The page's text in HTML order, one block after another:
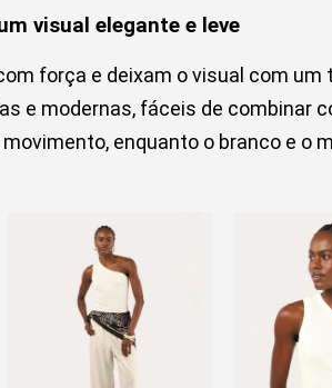
visual elegante e leve
força e deixam o visual com
e modernas, fáceis de combinar
enquanto o branco e o